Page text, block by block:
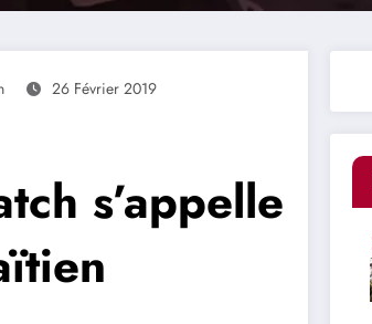
26 Février 2019
s’appelle